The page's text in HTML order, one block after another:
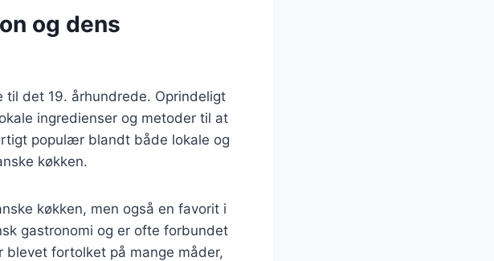
og dens
til det 19. århundrede. Oprindeligt
ingredienser og metoder til at
populær blandt både lokale og
køkken.
køkken, men også en favorit i
gastronomi og er ofte forbundet
blevet fortolket på mange måder,